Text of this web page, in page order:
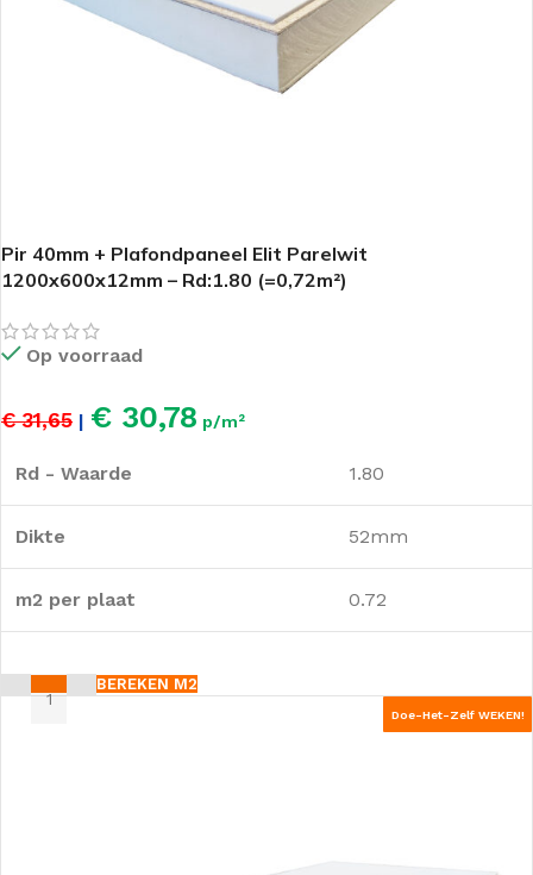
Pir 40mm + Plafondpaneel Elit Parelwit
1200x600x12mm – Rd:1.80 (=0,72m²)
Op voorraad
€ 31,65 | € 30,78 p/m²
Rd - Waarde 1.80
Dikte 52mm
m2 per plaat 0.72
BEREKEN M2
Doe-Het-Zelf WEKEN!